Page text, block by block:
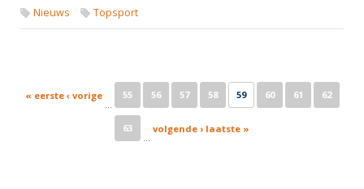
Nieuws Topsport
Pages
« eerste ‹ vorige
…
55 56 57 58 59 60 61 62
63
…
volgende › laatste »